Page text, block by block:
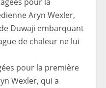
pour la première
Wexler, qui a